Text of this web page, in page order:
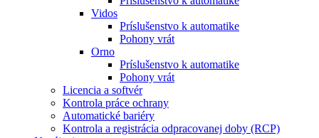
Vidos
Príslušenstvo k automatike
Pohony vrát
Orno
Príslušenstvo k automatike
Pohony vrát
Licencia a softvér
Kontrola práce ochrany
Automatické bariéry
Kontrola a registrácia odpracovanej doby (RCP)